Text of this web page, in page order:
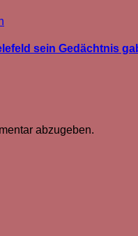
sein Gedächtnis
abzugeben.